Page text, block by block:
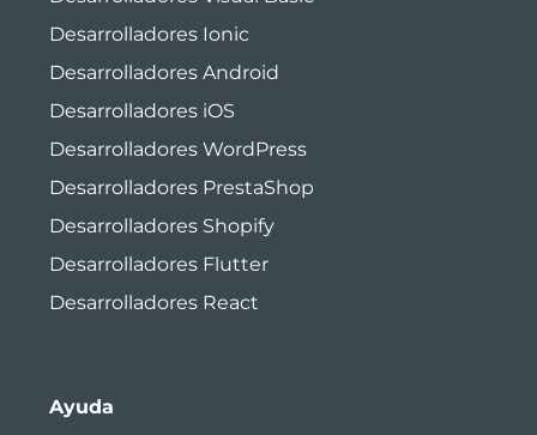
Desarrolladores Ionic
Desarrolladores Android
Desarrolladores iOS
Desarrolladores WordPress
Desarrolladores PrestaShop
Desarrolladores Shopify
Desarrolladores Flutter
Desarrolladores React
Ayuda